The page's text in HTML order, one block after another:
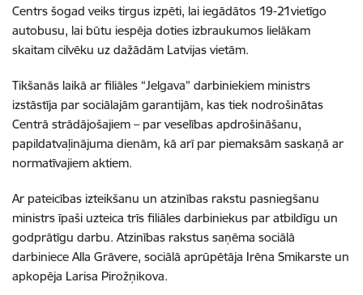
Centrs šogad veiks tirgus izpēti, lai iegādātos 19-21vietīgo
autobusu, lai būtu iespēja doties izbraukumos lielākam
skaitam cilvēku uz dažādām Latvijas vietām.
Tikšanās laikā ar filiāles “Jelgava” darbiniekiem ministrs
izstāstīja par sociālajām garantijām, kas tiek nodrošinātas
Centrā strādājošajiem – par veselības apdrošināšanu,
papildatvaļinājuma dienām, kā arī par piemaksām saskaņā ar
normatīvajiem aktiem.
Ar pateicības izteikšanu un atzinības rakstu pasniegšanu
ministrs īpaši uzteica trīs filiāles darbiniekus par atbildīgu un
godprātīgu darbu. Atzinības rakstus saņēma sociālā
darbiniece Alla Grāvere, sociālā aprūpētāja Irēna Smikarste un
apkopēja Larisa Pirožņikova.